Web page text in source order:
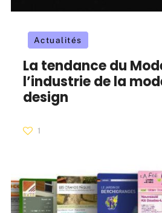
Actualités
La tendance du
l’industrie de la
design
1